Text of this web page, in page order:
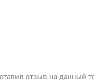
отзыв на данный